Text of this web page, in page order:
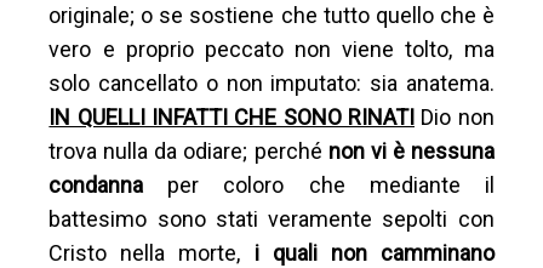
originale; o se sostiene che tutto quello che è
vero e proprio peccato non viene tolto, ma
solo cancellato o non imputato: sia anatema.
IN QUELLI INFATTI CHE SONO RINATIDio non
trova nulla da odiare; perché non vi è nessuna
condanna per coloro che mediante il
battesimo sono stati veramente sepolti con
Cristo nella morte, i quali non camminano